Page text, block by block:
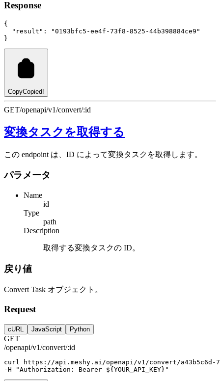
Response
{
"result" :
"0193bfc5-ee4f-73f8-8525-44b398884ce9"
}
CopyCopied!
GET/openapi/v1/convert/:id
変換タスクを取得する
この endpoint は、ID によって変換タスクを取得します。
パラメータ
Name
id
Type
path
Description
取得する変換タスクの ID。
戻り値
Convert Task オブジェクト。
Request
cURL JavaScript Python
GET
/openapi/v1/convert/:id
curl
https://api.meshy.ai/openapi/v1/convert/a43b5c6d-
-H
"Authorization: Bearer ${YOUR_API_KEY}"